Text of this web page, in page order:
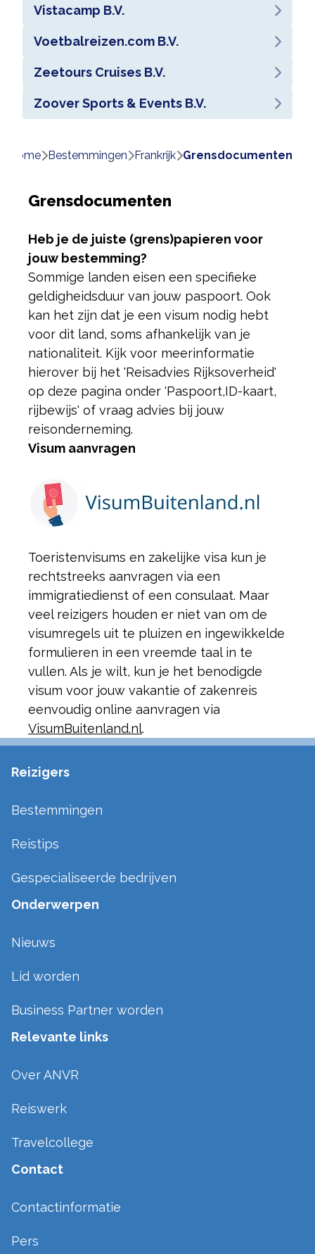
Vistacamp B.V.
Voetbalreizen.com B.V.
Zeetours Cruises B.V.
Zoover Sports & Events B.V.
Home bestemmingen frankrijk grensdocumenten
Grensdocumenten
Heb je de juiste (grens)papieren voor
jouw bestemming?
Sommige landen eisen een specifieke
geldigheidsduur van jouw paspoort. Ook
kan het zijn dat je een visum nodig hebt
voor dit land, soms afhankelijk van je
nationaliteit. Kijk voor meerinformatie
hierover bij het 'Reisadvies Rijksoverheid'
op deze pagina onder 'Paspoort,ID-kaart,
rijbewijs' of vraag advies bij jouw
reisonderneming.
Visum aanvragen
Toeristenvisums en zakelijke visa kun je
rechtstreeks aanvragen via een
immigratiedienst of een consulaat. Maar
veel reizigers houden er niet van om de
visumregels uit te pluizen en ingewikkelde
formulieren in een vreemde taal in te
vullen. Als je wilt, kun je het benodigde
visum voor jouw vakantie of zakenreis
eenvoudig online aanvragen via
VisumBuitenland.nl.
Reizigers
Bestemmingen
Reistips
Gespecialiseerde bedrijven
Onderwerpen
Nieuws
Lid worden
Business Partner worden
Relevante links
Over ANVR
Reiswerk
Travelcollege
Contact
Contactinformatie
Pers